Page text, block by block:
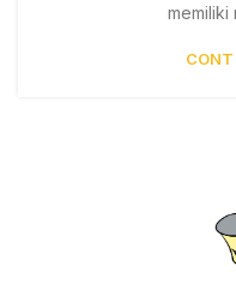
memiliki